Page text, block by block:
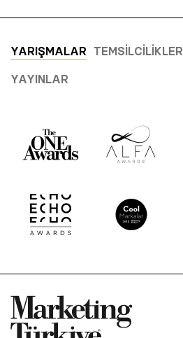
YARIŞMALAR TEMSILCILIKLER
YAYINLAR